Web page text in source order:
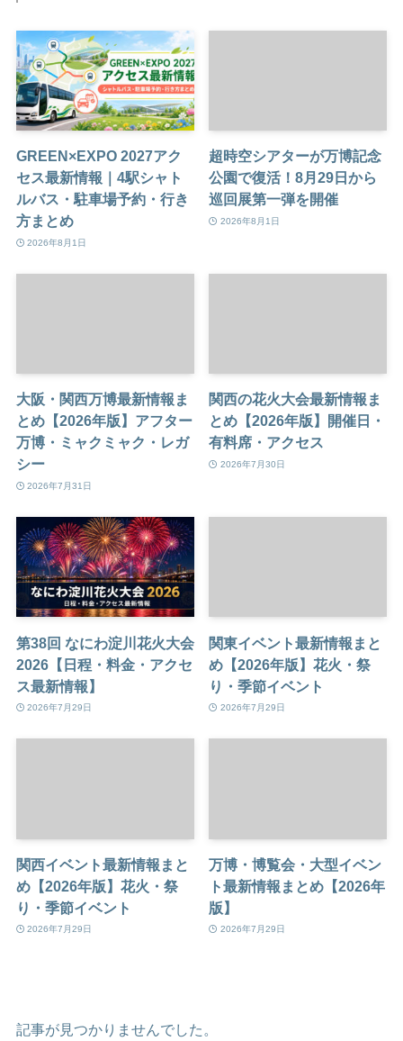
GREEN×EXPO 2027アク
セス最新情報｜4駅シャト
ルバス・駐車場予約・行き
方まとめ
2026年8月1日
超時空シアターが万博記念
公園で復活！8月29日から
巡回展第一弾を開催
2026年8月1日
大阪・関西万博最新情報ま
とめ【2026年版】アフター
万博・ミャクミャク・レガ
シー
2026年7月31日
関西の花火大会最新情報ま
とめ【2026年版】開催日・
有料席・アクセス
2026年7月30日
第38回 なにわ淀川花火大会
2026【日程・料金・アクセ
ス最新情報】
2026年7月29日
関東イベント最新情報まと
め【2026年版】花火・祭
り・季節イベント
2026年7月29日
関西イベント最新情報まと
め【2026年版】花火・祭
り・季節イベント
2026年7月29日
万博・博覧会・大型イベン
ト最新情報まとめ【2026年
版】
2026年7月29日
記事が見つかりませんでした。